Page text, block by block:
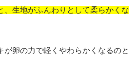
、生地がふんわりとして柔らかくな
が卵の力で軽くやわらかくなるのと